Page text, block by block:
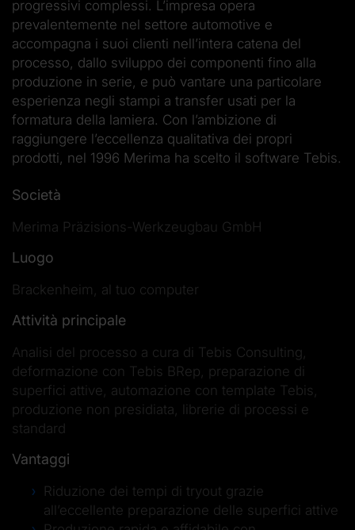
progressivi complessi. L’impresa opera
prevalentemente nel settore automotive e
accompagna i suoi clienti nell’intera catena del
processo, dallo sviluppo dei componenti fino alla
produzione in serie, e può vantare una particolare
esperienza negli stampi a transfer usati per la
formatura della lamiera. Con l’ambizione di
raggiungere l’eccellenza qualitativa dei propri
prodotti, nel 1996 Merima ha scelto il software Tebis.
Società
Merima Präzisions-Werkzeugbau GmbH
Luogo
Brackenheim, al tuo computer
Attività principale
Analisi del processo a cura di Tebis Consulting,
deformazione con Tebis BRep, preparazione di
superfici attive, automazione con template Tebis,
produzione non presidiata, librerie di processi e
standard
Vantaggi
Riduzione dei tempi di tryout grazie
all’eccellente preparazione delle superfici attive